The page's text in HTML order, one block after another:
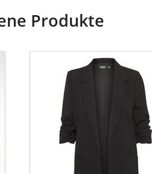
Produkte
LUXURY
Shirley
30403608
schwarz